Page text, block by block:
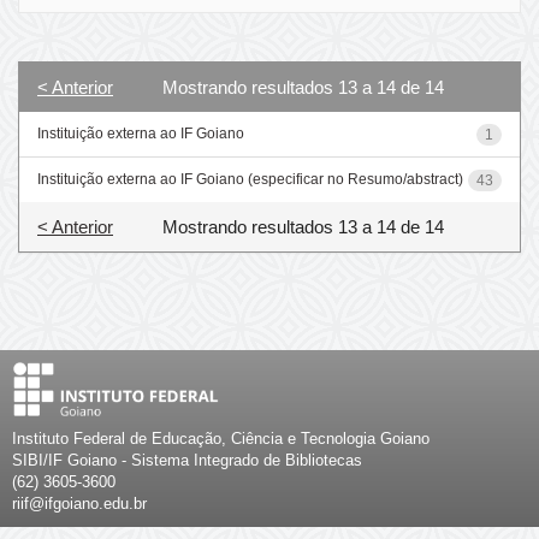
Mostrando resultados 13 a 14 de 14
< Anterior
Instituição externa ao IF Goiano 1
Instituição externa ao IF Goiano (especificar no Resumo/abstract) 43
Mostrando resultados 13 a 14 de 14
< Anterior
Instituto Federal de Educação, Ciência e Tecnologia Goiano
SIBI/IF Goiano - Sistema Integrado de Bibliotecas
(62) 3605-3600
riif@ifgoiano.edu.br